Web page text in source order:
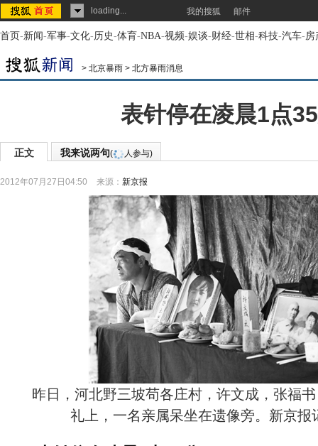
loading... 我的搜狐 邮件
首页-新闻-军事-文化-历史-体育-NBA-视频-娱谈-财经-世相-科技-汽车-房
> 北京暴雨 > 北方暴雨消息
表针停在凌晨1点
正文 我来说两句( 人参与)
2012年07月27日04:50 来源： 新京报
昨日，河北野三坡苟各庄村，许文成，张福书
礼上，一名亲属呆坐在遗像旁。新京报